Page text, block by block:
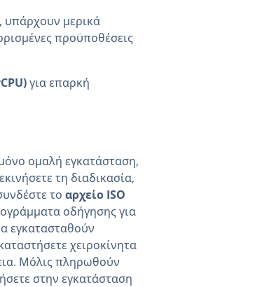
υπάρχουν μερικά
προϋποθέσεις
για επαρκή
ομαλή εγκατάσταση,
τη διαδικασία,
το αρχείο ISO
οδήγησης για
εγκατασταθούν
χειροκίνητα
Μόλις πληρωθούν
στην εγκατάσταση